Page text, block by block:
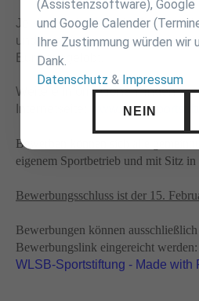
Je Kategorie sind ein
und zwei Anerkennungspreise
Euro ausgelobt.
Weitere Informationen finden
Internetseite:
www.wlsb-
Bewerben können sich alle
eigenem Sportbetrieb und mit Sitz
Bewerbungsschluss ist der 15.
Bewerbungen können
Bewerbungslink eingereicht werden:
WLSB-Sportstiftung - Made with
(Assistenzsoftware), Google
und Google Calender
Ihre Zustimmung würden wir
Dank.
Datenschutz & Impressum
NEIN